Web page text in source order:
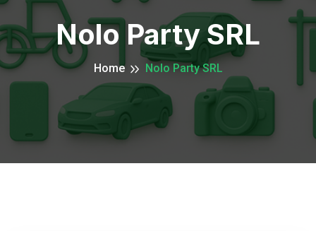
Nolo Party SRL
Home Nolo Party SRL